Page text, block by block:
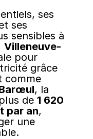
ses
ses
sensibles à
Villeneuve-
pour
grâce
comme
, la
de 1 620
par an,
une